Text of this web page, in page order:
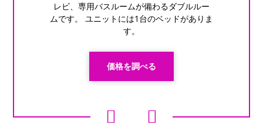
レビ、専用バスルームが備わるダブルルー
ムです。 ユニットには1台のベッドがありま
す。
価格を調べる